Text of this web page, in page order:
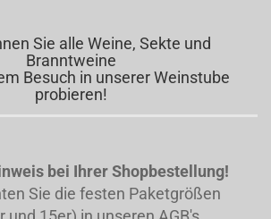
Sie alle Weine, Sekte und
Branntweine
Besuch in unserer Weinstube
probieren!
bei Ihrer Shopbestellung!
Sie die festen Paketgrößen